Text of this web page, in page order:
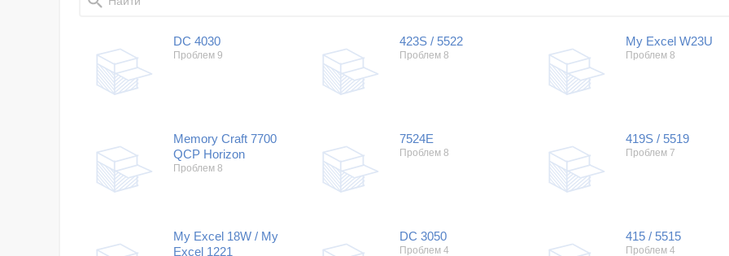
DC 4030
Проблем 9
423S / 5522
Проблем 8
My Excel W23U
Проблем 8
Memory Craft 7700
QCP Horizon
Проблем 8
7524E
Проблем 8
419S / 5519
Проблем 7
My Excel 18W / My
Excel 1221
DC 3050
Проблем 4
415 / 5515
Проблем 4